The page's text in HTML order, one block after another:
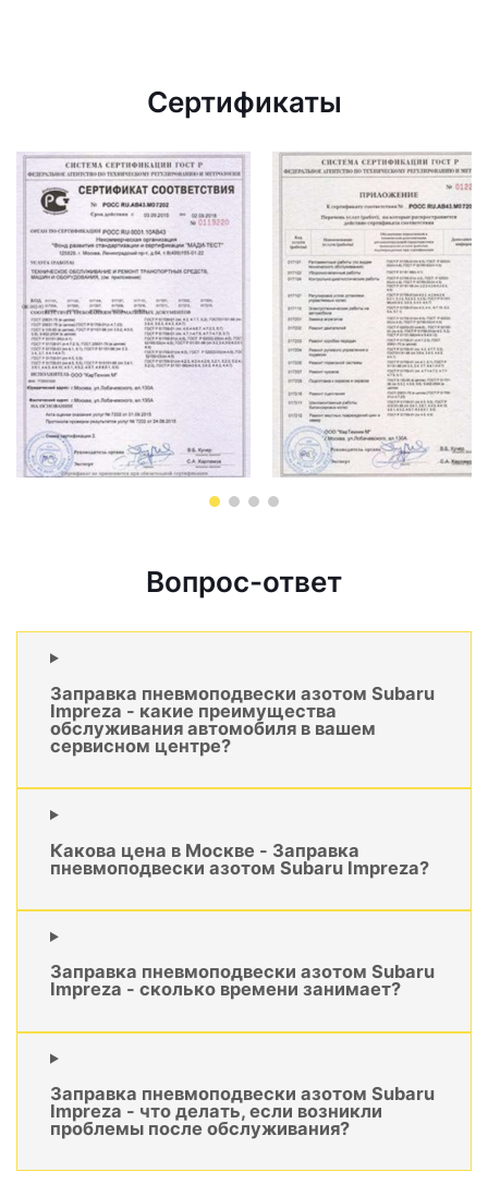
Сертификаты
Вопрос-ответ
Заправка пневмоподвески азотом Subaru
Impreza - какие преимущества
обслуживания автомобиля в вашем
сервисном центре?
Какова цена в Москве - Заправка
пневмоподвески азотом Subaru Impreza?
Заправка пневмоподвески азотом Subaru
Impreza - сколько времени занимает?
Заправка пневмоподвески азотом Subaru
Impreza - что делать, если возникли
проблемы после обслуживания?